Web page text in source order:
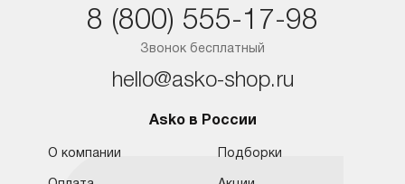
Ростов-на-Дону
Звонок бесплатный
8 (800) 555-17-98
hello@asko-shop.ru
Asko в России
О компании Подборки